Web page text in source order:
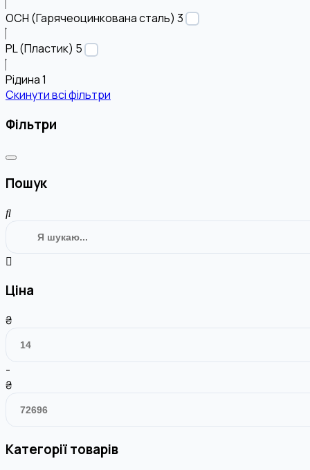
OCH (Гарячеоцинкована сталь) 3
PL (Пластик) 5
Рідина1
Скинути всі фільтри
Фільтри
Пошук
Ціна
₴
-
₴
Категорії товарів